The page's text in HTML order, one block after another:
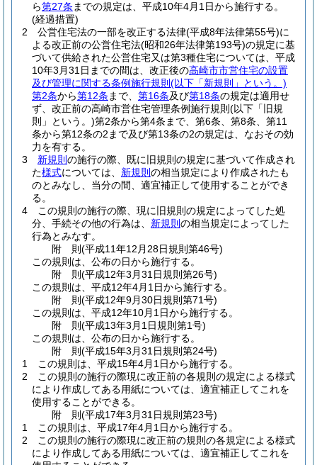
ら第27条 までの規定は、平成10年4月1日から施行する。
(経過措置)
2
公営住宅法の一部を改正する法律(平成8年法律第55号)に
よる改正前の公営住宅法(昭和26年法律第193号)の規定に基
づいて供給された公営住宅又は第3種住宅については、平成
10年3月31日までの間は、改正後の高崎市市営住宅の設置
及び管理に関する条例施行規則 (以下「新規則」という。)
第2条から第12条 まで、 第16条及び第18条の規定は適用せ
ず、改正前の高崎市営住宅管理条例施行規則 (以下「旧規
則」という。)第2条から第4条まで、第6条、第8条、第11
条から第12条の2まで及び第13条の2の規定は、なおその効
力を有する。
3
新規則 の施行の際、既に旧規則の規定に基づいて作成され
た様式については、 新規則 の相当規定により作成されたも
のとみなし、当分の間、適宜補正して使用することができ
る。
4
この規則の施行の際、現に旧規則の規定によってした処
分、手続その他の行為は、 新規則 の相当規定によってした
行為とみなす。
附 則(平成11年12月28日規則第46号)
この規則は、公布の日から施行する。
附 則(平成12年3月31日規則第26号)
この規則は、平成12年4月1日から施行する。
附 則(平成12年9月30日規則第71号)
この規則は、平成12年10月1日から施行する。
附 則(平成13年3月1日規則第1号)
この規則は、公布の日から施行する。
附 則(平成15年3月31日規則第24号)
1
この規則は、平成15年4月1日から施行する。
2
この規則の施行の際現に改正前の各規則の規定による様式
により作成してある用紙については、適宜補正してこれを
使用することができる。
附 則(平成17年3月31日規則第23号)
1
この規則は、平成17年4月1日から施行する。
2
この規則の施行の際現に改正前の規則の各規定による様式
により作成してある用紙については、適宜補正してこれを